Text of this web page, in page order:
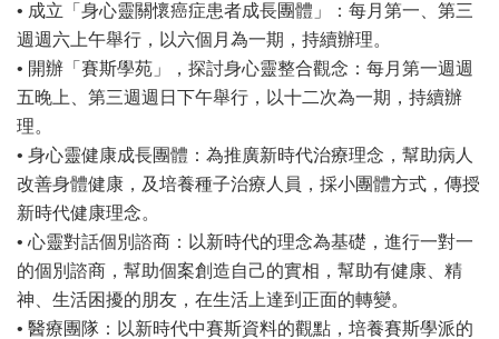
• 成立「身心靈關懷癌症患者成長團體」：每月第一、第三
週週六上午舉行，以六個月為一期，持續辦理。
• 開辦「賽斯學苑」，探討身心靈整合觀念：每月第一週週
五晚上、第三週週日下午舉行，以十二次為一期，持續辦
理。
• 身心靈健康成長團體：為推廣新時代治療理念，幫助病人
改善身體健康，及培養種子治療人員，採小團體方式，傳授
新時代健康理念。
• 心靈對話個別諮商：以新時代的理念為基礎，進行一對一
的個別諮商，幫助個案創造自己的實相，幫助有健康、精
神、生活困擾的朋友，在生活上達到正面的轉變。
• 醫療團隊：以新時代中賽斯資料的觀點，培養賽斯學派的